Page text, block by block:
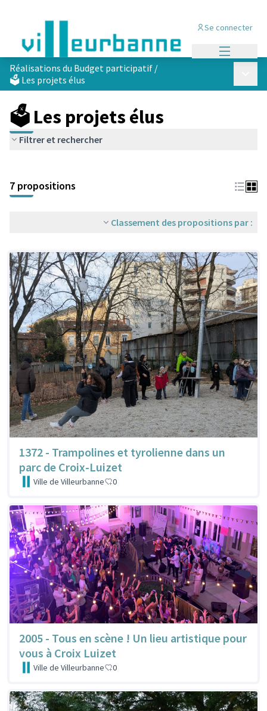
Se connecter
Réalisations du Budget participatif /
🗳️ Les projets élus
🗳️ Les projets élus
Filtrer et rechercher
+
−
7 propositions
Classement des propositions par :
1372 - Trampolines et tyrolienne dans un
parc de Croix-Luizet
Ville de Villeurbanne 0
2005 - Tous en scène ! Un lieu artistique pour
vous à Croix Luizet
Ville de Villeurbanne 0